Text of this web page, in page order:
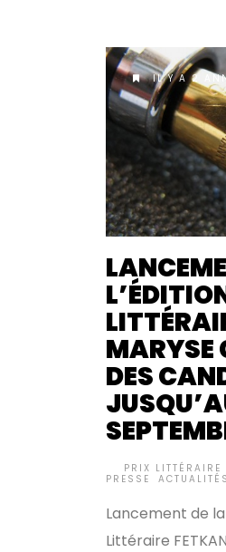
IL Y A 2
MARYSE
DES
PRIX LITTÉRAIRE
PRESSE
ACTUALITÉS
Lancement de
Littéraire